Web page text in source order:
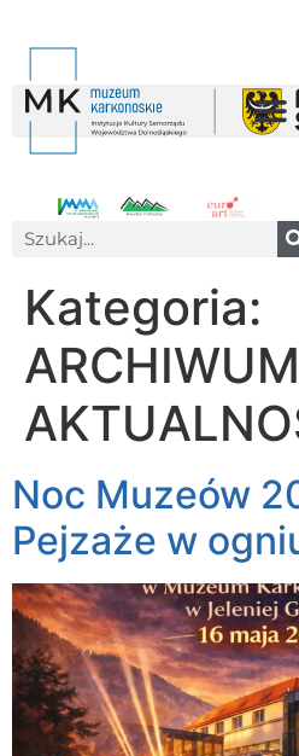
Kategoria:
ARCHIWUM
Noc Muzeów
Pejzaże w